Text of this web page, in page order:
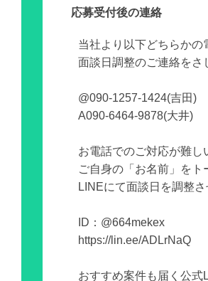
応募受付後の連絡
当社より以下どちらかの
面談日調整のご連絡をさ
@090-1257-1424(吉田)
A090-6464-9878(大井)
お電話でのご対応が難
ご自身の「お名前」を
LINEにて面談日を調整
ID：@664mekex
https://lin.ee/ADLrNaQ
おすすめ案件も届く公式